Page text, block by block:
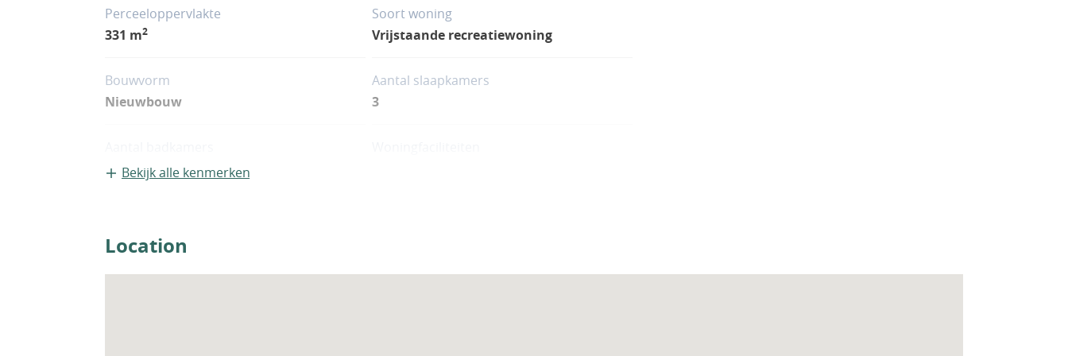
kopen in de provincie Murcia, en zo bij te dragen aan een lagere ecologische voetafdruk.
Perceeloppervlakte
331 m2
Soort woning
Vrijstaande recreatiewoning
Bouwvorm
Nieuwbouw
Aantal slaapkamers
3
2 Bekijk alle kenmerken
Location